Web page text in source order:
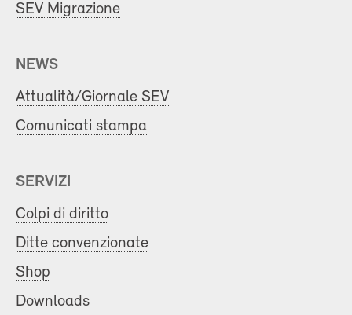
SEV Migrazione
NEWS
Attualità/Giornale SEV
Comunicati stampa
SERVIZI
Colpi di diritto
Ditte convenzionate
Shop
Downloads